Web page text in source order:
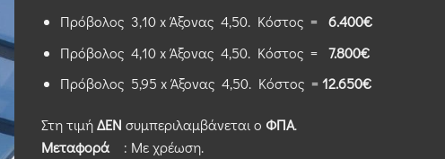
Πρόβολος 3,10 x Άξονας 4,50. Κόστος = 6.400€
Πρόβολος 4,10 x Άξονας 4,50. Κόστος = 7.800€
Πρόβολος 5,95 x Άξονας 4,50. Κόστος =12.650€
Στη τιμήΔΕΝ συμπεριλαμβάνεται ο ΦΠΑ.
Μεταφορά : Με χρέωση.